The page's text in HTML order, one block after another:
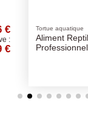
Carnivor 72g